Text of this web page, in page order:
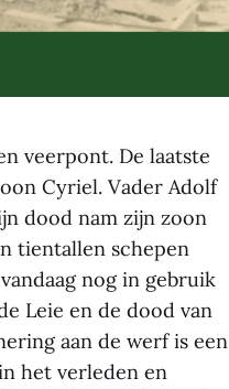
veerpont. De laatste
Cyriel. Vader Adolf
dood nam zijn zoon
tientallen schepen
nog in gebruik
Leie en de dood van
aan de werf is een
het verleden en